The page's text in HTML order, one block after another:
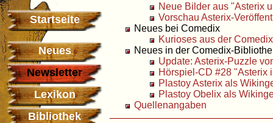
Startseite
Neues
Newsletter
Lexikon
Bibliothek
Neue Bilder aus "Asterix
Vorschau Asterix-
Neues bei Comedix
Kurioses aus der
Neues in der Comedix-
Update: Asterix-Puzzle
Hörspiel-CD #28 "Asterix
Plastoy Asterix als
Plastoy Obelix als
Quellenangaben